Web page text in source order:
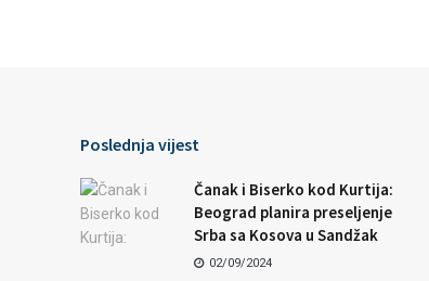
Poslednja vijest
Čanak i Biserko kod Kurtija:
Beograd planira preseljenje
Srba sa Kosova u Sandžak
02/09/2024